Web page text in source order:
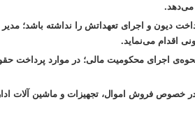
می‌دهد.
و اجرای تعهداتش را نداشته باشد؛ مدیر
اقدام می‌نماید.
دادرسی کیفری و قانون نحوه‌ی اجرای محکومیت مالی؛ در
در خصوص فروش اموال، تجهیزات و ماشین آلات